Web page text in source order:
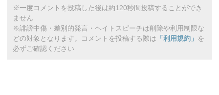
※一度コメントを投稿した後は約120秒間投稿することができ
ません
※誹謗中傷・差別的発言・ヘイトスピーチは削除や利用制限な
どの対象となります。コメントを投稿する際は 「利用規約」 を
必ずご確認ください